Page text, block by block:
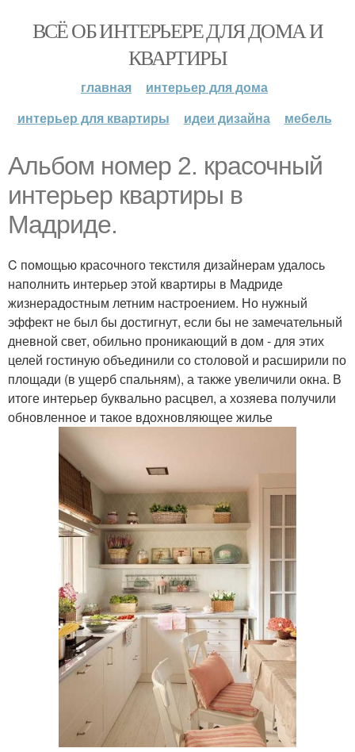
ВСЁ ОБ ИНТЕРЬЕРЕ ДЛЯ ДОМА И
КВАРТИРЫ
главная
интерьер для дома
интерьер для квартиры
идеи дизайна мебель
Альбом номер 2. красочный
интерьер квартиры в
Мадриде.
C помощью красочного текстиля дизайнерам удалось
наполнить интерьер этой квартиры в Мадриде
жизнерадостным летним настроением. Но нужный
эффект не был бы достигнут, если бы не замечательный
дневной свет, обильно проникающий в дом - для этих
целей гостиную объединили со столовой и расширили по
площади (в ущерб спальням), а также увеличили окна. В
итоге интерьер буквально расцвел, а хозяева получили
обновленное и такое вдохновляющее жилье